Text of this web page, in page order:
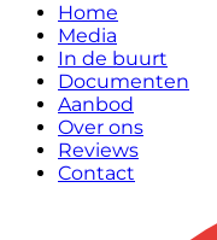
Home
Media
In de buurt
Documenten
Aanbod
Over ons
Reviews
Contact